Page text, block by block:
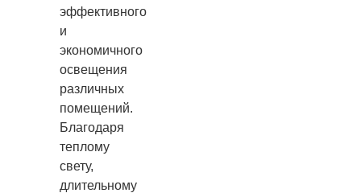
эффективного
и
экономичного
освещения
различных
помещений.
Благодаря
теплому
свету,
длительному